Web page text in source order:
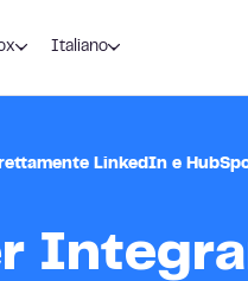
Italiano
LinkedIn e